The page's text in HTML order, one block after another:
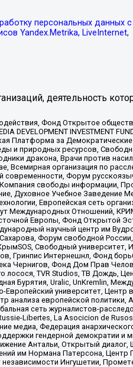
персональных данных с
Yandex.Metrika, LiveInternet,
деятельность
Фонд Открытое
INVESTMENT
Платформа за
природных ресурсов,
дракона, Врачи против
Всемирная организация по
Форум
свободы информации,
Духовное Учебное
Европейская сеть
Международных Отношений,
Европы, Фонд Открытой
научный центр им
Форум свободной
Свободный университет,
Гринпис Интернешнл, Фонд
Чернигов, Фонд Дом Прав
TVR Studios, ТВ Дождь,
Бурятия, Uralic, UnKremlin,
университет,
европейской политики,
сеть журналистов-
Libertes, La Asocicion de
медиа, Федерация
гендерной демократии
Антальи, Открытый
им Нормана Патерсона,
Ингушетии,